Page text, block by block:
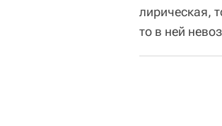
лирическая,
то в ней